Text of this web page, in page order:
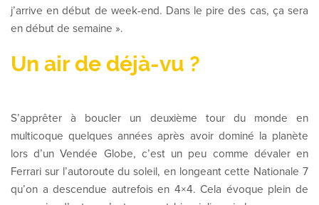
j’arrive en début de week-end. Dans le pire des cas, ça sera
en début de semaine ».
Un air de déjà-vu ?
S’apprêter à boucler un deuxième tour du monde en
multicoque quelques années après avoir dominé la planète
lors d’un Vendée Globe, c’est un peu comme dévaler en
Ferrari sur l’autoroute du soleil, en longeant cette Nationale 7
qu’on a descendue autrefois en 4×4. Cela évoque plein de